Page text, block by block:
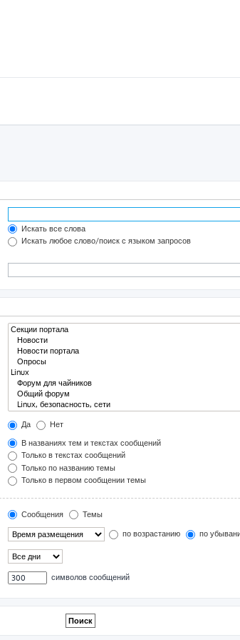
Искать все слова
Искать любое слово/поиск с языком запросов
Да
Нет
В названиях тем и текстах сообщений
Только в текстах сообщений
Только по названию темы
Только в первом сообщении темы
Сообщения
Темы
по возрастанию по
символов сообщений